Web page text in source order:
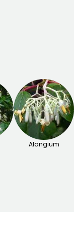
Alangium